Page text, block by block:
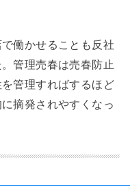
働かせることも反社
管理売春は売春防止
管理すればするほど
摘発されやすくなっ